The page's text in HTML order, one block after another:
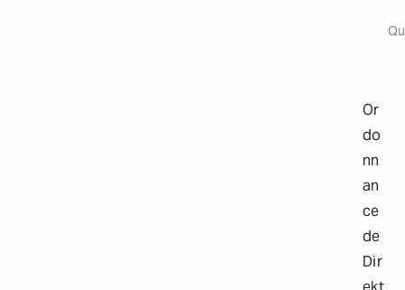
Or
do
nn
an
ce
de
Dir